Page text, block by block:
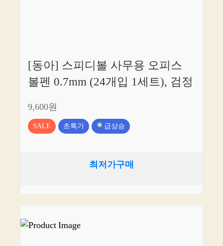
[동아] 스피디볼 사무용 오피스
볼펜 0.7mm (24개입 1세트), 검정
9,600원
SALE 초특가 급상승
최저가구매